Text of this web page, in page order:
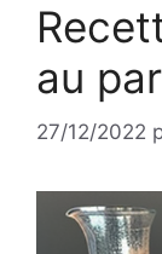
au
27/12/2022